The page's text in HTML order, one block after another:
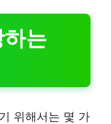
는
위해서는 몇 가